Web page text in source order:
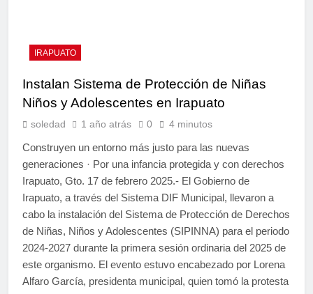
IRAPUATO
Instalan Sistema de Protección de Niñas
Niños y Adolescentes en Irapuato
soledad 1 año atrás 0 4 minutos
Construyen un entorno más justo para las nuevas
generaciones · Por una infancia protegida y con derechos
Irapuato, Gto. 17 de febrero 2025.- El Gobierno de
Irapuato, a través del Sistema DIF Municipal, llevaron a
cabo la instalación del Sistema de Protección de Derechos
de Niñas, Niños y Adolescentes (SIPINNA) para el periodo
2024-2027 durante la primera sesión ordinaria del 2025 de
este organismo. El evento estuvo encabezado por Lorena
Alfaro García, presidenta municipal, quien tomó la protesta